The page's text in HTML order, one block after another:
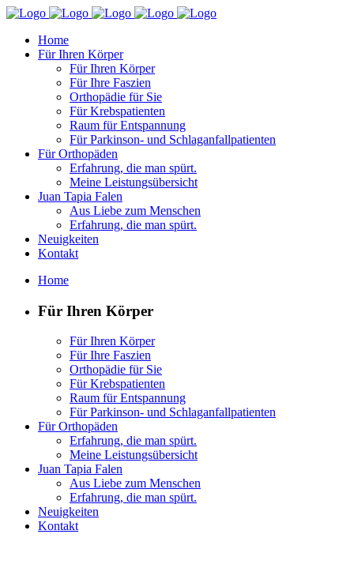
Home
Für Ihren Körper
Für Ihren Körper
Für Ihre Faszien
Orthopädie für Sie
Für Krebspatienten
Raum für Entspannung
Für Parkinson- und Schlaganfallpatienten
Für Orthopäden
Erfahrung, die man spürt.
Meine Leistungsübersicht
Juan Tapia Falen
Aus Liebe zum Menschen
Erfahrung, die man spürt.
Neuigkeiten
Kontakt
Home
Für Ihren Körper
Für Ihren Körper
Für Ihre Faszien
Orthopädie für Sie
Für Krebspatienten
Raum für Entspannung
Für Parkinson- und Schlaganfallpatienten
Für Orthopäden
Erfahrung, die man spürt.
Meine Leistungsübersicht
Juan Tapia Falen
Aus Liebe zum Menschen
Erfahrung, die man spürt.
Neuigkeiten
Kontakt